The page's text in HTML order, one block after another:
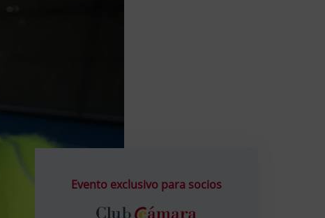
Evento exclusivo para socios